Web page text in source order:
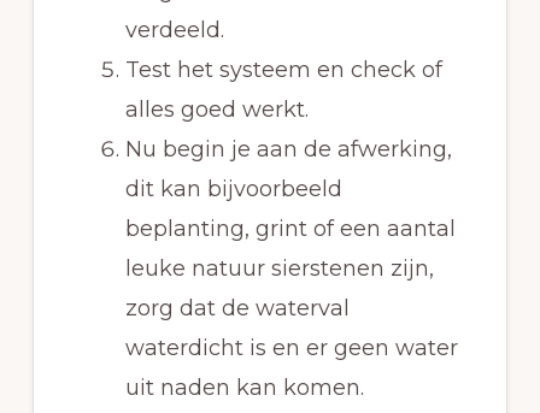
verdeeld.
Test het systeem en check of
alles goed werkt.
Nu begin je aan de afwerking,
dit kan bijvoorbeeld
beplanting, grint of een aantal
leuke natuur sierstenen zijn,
zorg dat de waterval
waterdicht is en er geen water
uit naden kan komen.